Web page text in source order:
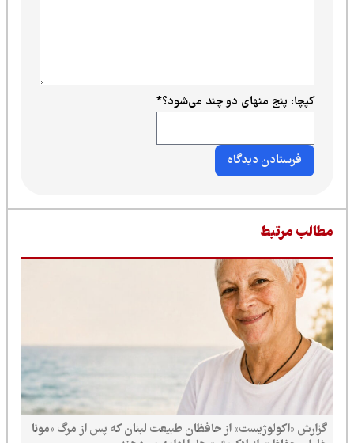
کپچا: پنج منهای دو چند می‌شود؟*
مرتبط
گزارش «اکولوژیست» از حافظان طبیعت لبنان که پس از مرگ «مونا